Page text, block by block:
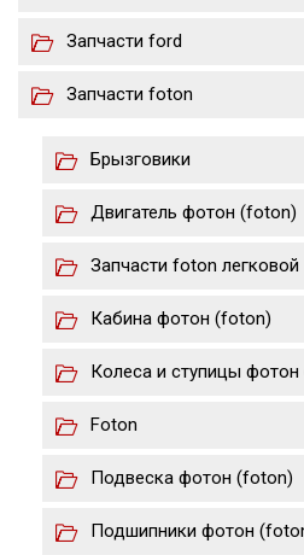
Запчасти ford
Запчасти foton
Брызговики
Двигатель фотон (foton)
Запчасти foton легковой
Кабина фотон (foton)
Колеса и ступицы
Foton
Подвеска фотон (foton)
Подшипники фотон